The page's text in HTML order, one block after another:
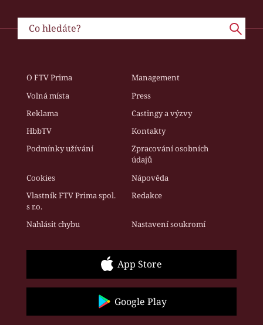
O FTV Prima
Management
Volná místa
Press
Reklama
Castingy a výzvy
HbbTV
Kontakty
Podmínky užívání
Zpracování osobních
údajů
Cookies
Nápověda
Vlastník FTV Prima spol.
s r.o.
Redakce
Nahlásit chybu Nastavení soukromí
App Store
Google Play